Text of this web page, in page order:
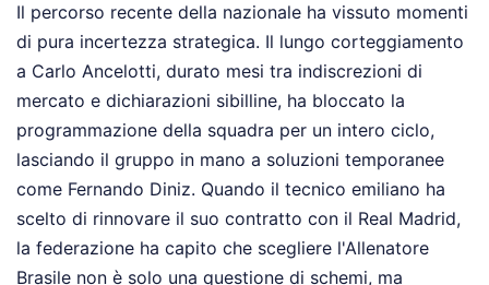
Il percorso recente della nazionale ha vissuto momenti
di pura incertezza strategica. Il lungo corteggiamento
a Carlo Ancelotti, durato mesi tra indiscrezioni di
mercato e dichiarazioni sibilline, ha bloccato la
programmazione della squadra per un intero ciclo,
lasciando il gruppo in mano a soluzioni temporanee
come Fernando Diniz. Quando il tecnico emiliano ha
scelto di rinnovare il suo contratto con il Real Madrid,
la federazione ha capito che scegliere l'Allenatore
Brasile non è solo una questione di schemi, ma